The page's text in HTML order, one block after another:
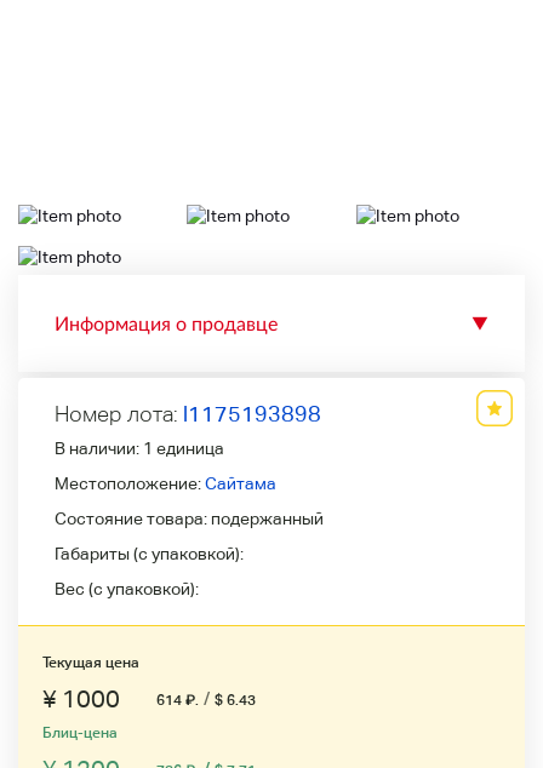
Информация о продавце ▼
Номер лота: l1175193898
В наличии: 1 единица
Местоположение:Сайтама
Состояние товара: подержанный
Габариты (с упаковкой):
Вес (с упаковкой):
Текущая цена
¥ 1000 614 ₽. / $ 6.43
Блиц-цена